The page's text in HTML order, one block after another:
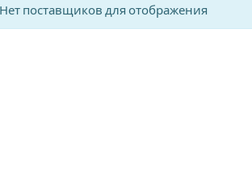
Нет поставщиков для отображения